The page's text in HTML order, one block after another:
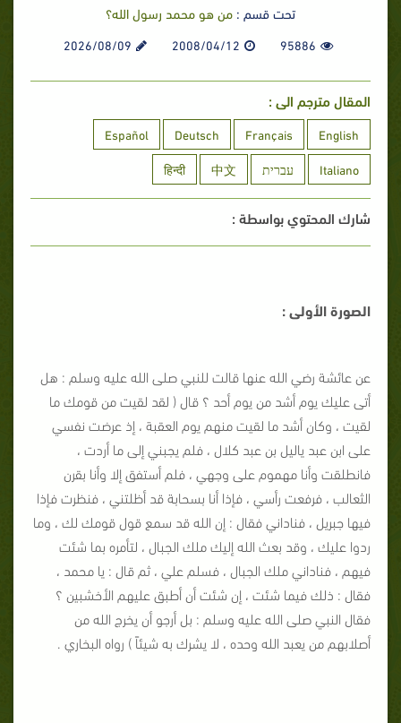
تحت قسم : من هو محمد رسول الله؟
95886
2008/04/12
2026/08/09
المقال مترجم الى :
English
Français
Deutsch
Español
Italiano
עברית 中文
हिन्दी
شارك المحتوي بواسطة :
الصورة الأولى :
عن عائشة رضي الله عنها قالت للنبي صلى الله عليه وسلم : هل
أتى عليك يوم أشد من يوم أحد ؟ قال ( لقد لقيت من قومك ما
لقيت ، وكان أشد ما لقيت منهم يوم العقبة ، إذ عرضت نفسي
على ابن عبد ياليل بن عبد كلال ، فلم يجبني إلى ما أردت ،
فانطلقت وأنا مهموم على وجهي ، فلم أستفق إلا وأنا بقرن
الثعالب ، فرفعت رأسي ، فإذا أنا بسحابة قد أظلتني ، فنظرت فإذا
فيها جبريل ، فناداني فقال : إن الله قد سمع قول قومك لك ، وما
ردوا عليك ، وقد بعث الله إليك ملك الجبال ، لتأمره بما شئت
فيهم ، فناداني ملك الجبال ، فسلم علي ، ثم قال : يا محمد ،
فقال : ذلك فيما شئت ، إن شئت أن أطبق عليهم الأخشبين ؟
فقال النبي صلى الله عليه وسلم : بل أرجو أن يخرج الله من
أصلابهم من يعبد الله وحده ، لا يشرك به شيئاً ) رواه البخاري .